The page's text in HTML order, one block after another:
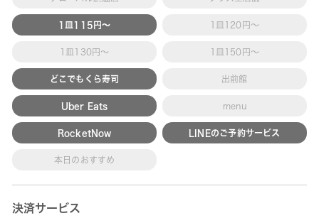
1皿115円～ 1皿120円～
1皿130円～ 1皿150円～
どこでもくら寿司 出前館
Uber Eats menu
RocketNow LINEのご予約サービス
本日のおすすめ
決済サービス